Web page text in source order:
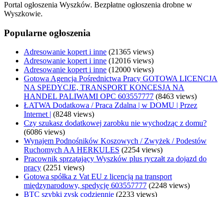
Portal ogłoszenia Wyszków. Bezpłatne ogłoszenia drobne w
Wyszkowie.
Popularne ogłoszenia
Adresowanie kopert i inne (21365 views)
Adresowanie kopert i inne (12016 views)
Adresowanie kopert i inne (12000 views)
Gotowa Agencja Pośrednictwa Pracy GOTOWA LICENCJA
NA SPEDYCJE, TRANSPORT KONCESJA NA
HANDEL PALIWAMI OPC 603557777 (8463 views)
ŁATWA Dodatkowa / Praca Zdalna | w DOMU | Przez
Internet | (8248 views)
Czy szukasz dodatkowej zarobku nie wychodząc z domu?
(6086 views)
Wynajem Podnośników Koszowych / Zwyżek / Podestów
Ruchomych AA HERKULES (2254 views)
Pracownik sprzątający Wyszków plus ryczałt za dojazd do
pracy (2251 views)
Gotowa spółka z Vat EU z licencją na transport
międzynarodowy, spedycję 603557777 (2248 views)
BTC szybki zysk codziennie (2233 views)